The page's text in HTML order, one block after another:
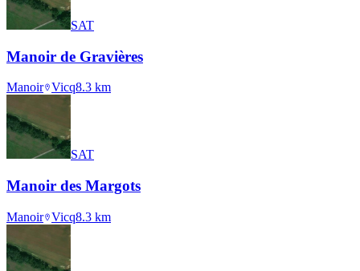
SAT
Manoir de Gravières
Manoir Vicq8.3 km
SAT
Manoir des Margots
Manoir Vicq8.3 km